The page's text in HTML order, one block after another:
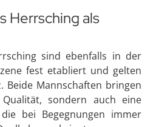
Herrsching als
sind ebenfalls in der
fest etabliert und gelten
Beide Mannschaften bringen
sondern auch eine
bei Begegnungen immer